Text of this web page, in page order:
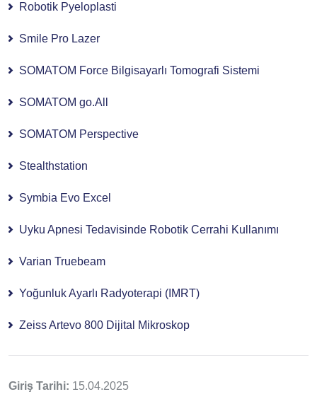
Robotik Pyeloplasti
Smile Pro Lazer
SOMATOM Force Bilgisayarlı Tomografi Sistemi
SOMATOM go.All
SOMATOM Perspective
Stealthstation
Symbia Evo Excel
Uyku Apnesi Tedavisinde Robotik Cerrahi Kullanımı
Varian Truebeam
Yoğunluk Ayarlı Radyoterapi (IMRT)
Zeiss Artevo 800 Dijital Mikroskop
Giriş Tarihi: 15.04.2025